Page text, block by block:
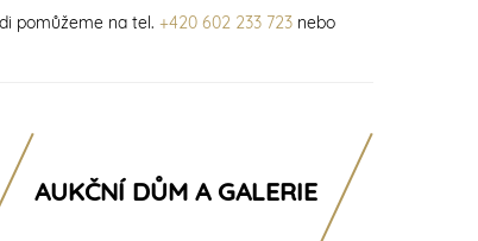
pomůžeme na tel. +420 602 233 723nebo
AUKČNÍ DŮM A GALERIE